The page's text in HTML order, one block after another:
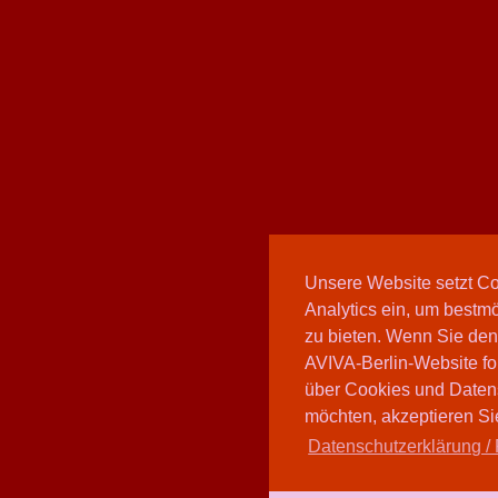
Unsere Website setzt
Analytics ein, um
zu bieten. Wenn Sie
AVIVA-Berlin-Website
über Cookies und
möchten, akzeptieren
Datenschutzerklärung /